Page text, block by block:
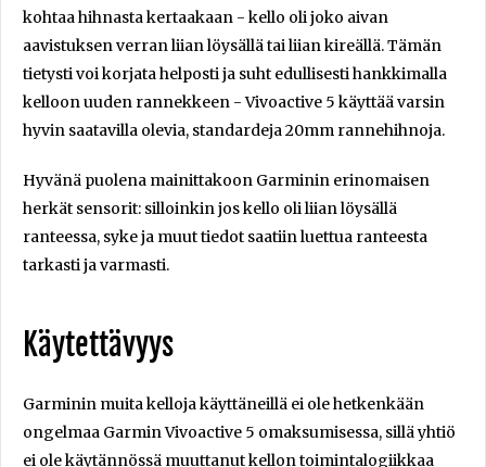
kohtaa hihnasta kertaakaan - kello oli joko aivan
aavistuksen verran liian löysällä tai liian kireällä. Tämän
tietysti voi korjata helposti ja suht edullisesti hankkimalla
kelloon uuden rannekkeen - Vivoactive 5 käyttää varsin
hyvin saatavilla olevia, standardeja 20mm rannehihnoja.
Hyvänä puolena mainittakoon Garminin erinomaisen
herkät sensorit: silloinkin jos kello oli liian löysällä
ranteessa, syke ja muut tiedot saatiin luettua ranteesta
tarkasti ja varmasti.
Käytettävyys
Garminin muita kelloja käyttäneillä ei ole hetkenkään
ongelmaa Garmin Vivoactive 5 omaksumisessa, sillä yhtiö
ei ole käytännössä muuttanut kellon toimintalogiikkaa